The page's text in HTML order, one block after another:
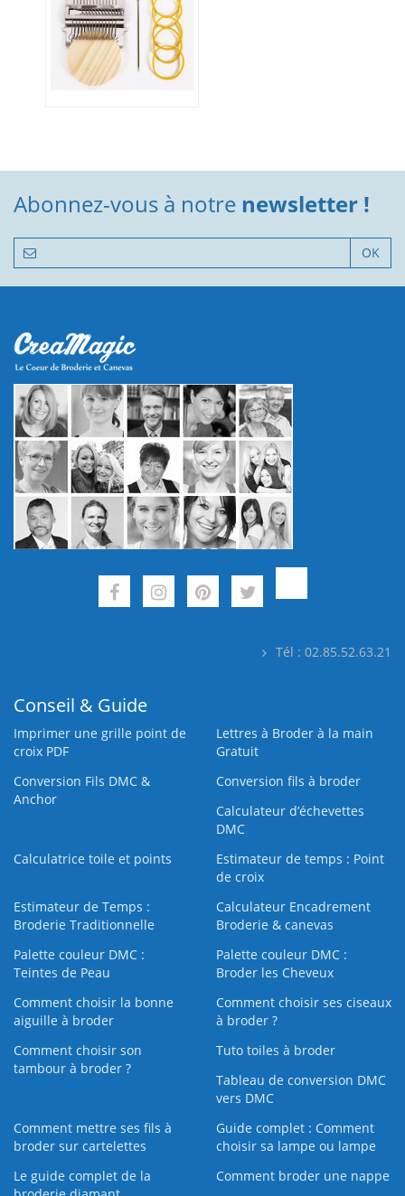
Abonnez-vous à notre newsletter !
OK
Tél : 02.85.52.63.21
Conseil & Guide
Imprimer une grille point de
croix PDF
Lettres à Broder à la main
Gratuit
Conversion Fils DMC &
Anchor
Conversion fils à broder
Calculateur d’échevettes
DMC
Calculatrice toile et points
Estimateur de temps : Point
de croix
Estimateur de Temps :
Broderie Traditionnelle
Calculateur Encadrement
Broderie & canevas
Palette couleur DMC :
Teintes de Peau
Palette couleur DMC :
Broder les Cheveux
Comment choisir la bonne
aiguille à broder
Comment choisir ses ciseaux
à broder ?
Comment choisir son
tambour à broder ?
Tuto toiles à broder
Tableau de conversion DMC
vers DMC
Comment mettre ses fils à
broder sur cartelettes
Guide complet : Comment
choisir sa lampe ou lampe
Le guide complet de la
Comment broder une nappe